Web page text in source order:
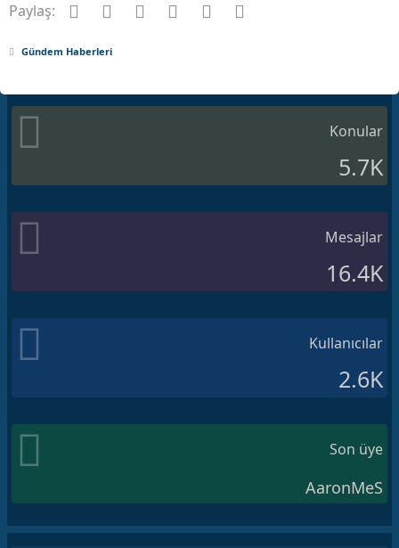
:
Paylaş: Facebook
Twitter Pinterest
Tumblr WhatsApp
Gündem Haberleri
Konular
5.7K
Mesajlar
16.4K
Kullanıcılar
2.6K
Son üye
AaronMeS